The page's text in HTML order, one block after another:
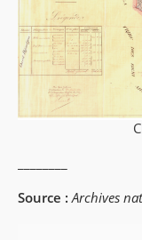
Source : Archives